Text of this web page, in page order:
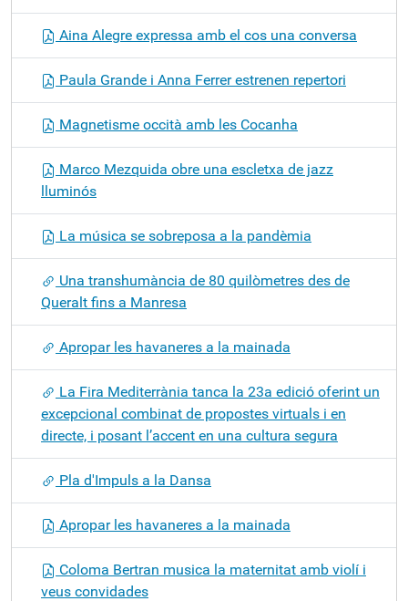
Aina Alegre expressa amb el cos una conversa
Paula Grande i Anna Ferrer estrenen repertori
Magnetisme occità amb les Cocanha
Marco Mezquida obre una escletxa de jazz
lluminós
La música se sobreposa a la pandèmia
Una transhumància de 80 quilòmetres des de
Queralt fins a Manresa
Apropar les havaneres a la mainada
La Fira Mediterrània tanca la 23a edició oferint un
excepcional combinat de propostes virtuals i en
directe, i posant l’accent en una cultura segura
Pla d'Impuls a la Dansa
Apropar les havaneres a la mainada
Coloma Bertran musica la maternitat amb violí i
veus convidades